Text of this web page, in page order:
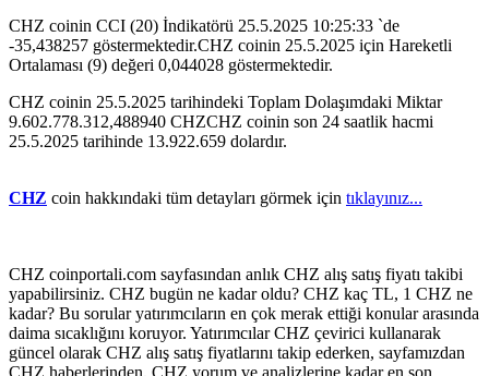
CHZ coinin CCI (20) İndikatörü 25.5.2025 10:25:33 `de
-35,438257 göstermektedir.CHZ coinin 25.5.2025 için Hareketli
Ortalaması (9) değeri 0,044028 göstermektedir.
CHZ coinin 25.5.2025 tarihindeki Toplam Dolaşımdaki Miktar
9.602.778.312,488940 CHZCHZ coinin son 24 saatlik hacmi
25.5.2025 tarihinde 13.922.659 dolardır.
CHZ coin hakkındaki tüm detayları görmek için tıklayınız...
CHZ coinportali.com sayfasından anlık CHZ alış satış fiyatı takibi
yapabilirsiniz. CHZ bugün ne kadar oldu? CHZ kaç TL, 1 CHZ ne
kadar? Bu sorular yatırımcıların en çok merak ettiği konular arasında
daima sıcaklığını koruyor. Yatırımcılar CHZ çevirici kullanarak
güncel olarak CHZ alış satış fiyatlarını takip ederken, sayfamızdan